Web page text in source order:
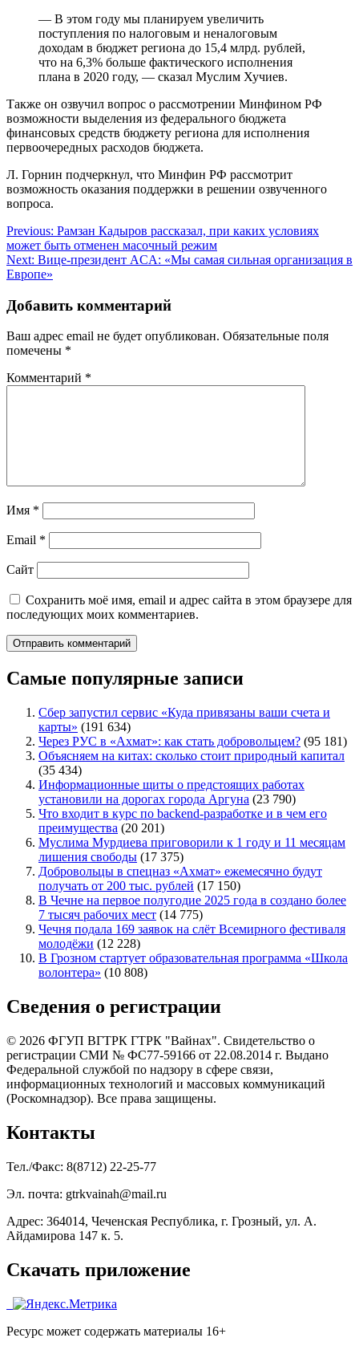
— В этом году мы планируем увеличить
поступления по налоговым и неналоговым
доходам в бюджет региона до 15,4 млрд. рублей,
что на 6,3% больше фактического исполнения
плана в 2020 году, — сказал Муслим Хучиев.
Также он озвучил вопрос о рассмотрении Минфином РФ
возможности выделения из федерального бюджета
финансовых средств бюджету региона для исполнения
первоочередных расходов бюджета.
Л. Горнин подчеркнул, что Минфин РФ рассмотрит
возможность оказания поддержки в решении озвученного
вопроса.
Навигация
по
записям
Previous: Рамзан Кадыров рассказал, при каких условиях
может быть отменен масочный режим
Next: Вице-президент ACA: «Мы самая сильная организация в
Европе»
Добавить комментарий
Ваш адрес email не будет опубликован. Обязательные поля
помечены *
Комментарий *
Имя *
Email *
Сайт
Сохранить моё имя, email и адрес сайта в этом браузере для
последующих моих комментариев.
Самые популярные записи
Сбер запустил сервис «Куда привязаны ваши счета и
карты» (191 634)
Через РУС в «Ахмат»: как стать добровольцем? (95 181)
Объясняем на китах: сколько стоит природный капитал
(35 434)
Информационные щиты о предстоящих работах
установили на дорогах города Аргуна (23 790)
Что входит в курс по backend-разработке и в чем его
преимущества (20 201)
Муслима Мурдиева приговорили к 1 году и 11 месяцам
лишения свободы (17 375)
Добровольцы в спецназ «Ахмат» ежемесячно будут
получать от 200 тыс. рублей (17 150)
В Чечне на первое полугодие 2025 года в создано более
7 тысяч рабочих мест (14 775)
Чечня подала 169 заявок на слёт Всемирного фестиваля
молодёжи (12 228)
В Грозном стартует образовательная программа «Школа
волонтера» (10 808)
Сведения о регистрации
© 2026 ФГУП ВГТРК ГТРК "Вайнах". Свидетельство о
регистрации СМИ № ФС77-59166 от 22.08.2014 г. Выдано
Федеральной службой по надзору в сфере связи,
информационных технологий и массовых коммуникаций
(Роскомнадзор). Все права защищены.
Контакты
Тел./Факс: 8(8712) 22-25-77
Эл. почта: gtrkvainah@mail.ru
Адрес: 364014, Чеченская Республика, г. Грозный, ул. А.
Айдамирова 147 к. 5.
Скачать приложение
Ресурс может содержать материалы 16+